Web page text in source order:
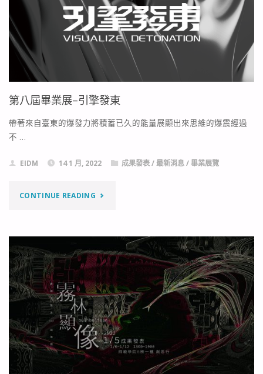
特
殊
才
青
組
試
通
知
單"
第八屆畢業展–引擎發東
帶著來自臺東的爆發力將積蓄已久的能量展顯出來思維的爆震經過
不 …
EIDM 14 1 月, 2022 成果發表/最新消息/畢業展覽
CONTINUE READING"第
畢
業
展
–
引